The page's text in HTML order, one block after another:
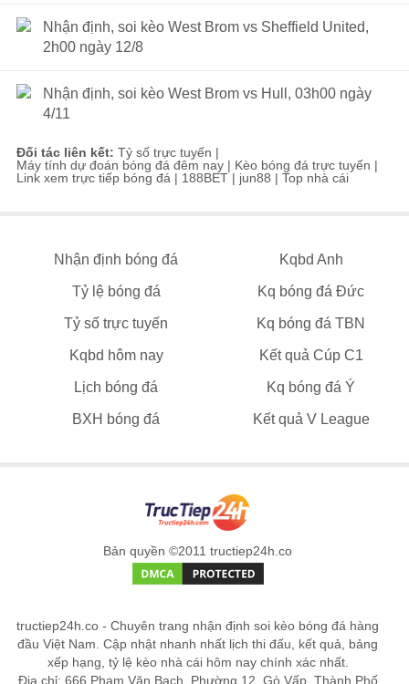
Nhận định, soi kèo West Brom vs Sheffield United,
2h00 ngày 12/8
Nhận định, soi kèo West Brom vs Hull, 03h00 ngày
4/11
Đối tác liên kết: Tỷ số trực tuyến |
Máy tính dự đoán bóng đá đêm nay | Kèo bóng đá trực tuyến |
Link xem trực tiếp bóng đá | 188BET | jun88 | Top nhà cái
Nhận định bóng đá Kqbd Anh
Tỷ lệ bóng đá Kq bóng đá Đức
Tỷ số trực tuyến Kq bóng đá TBN
Kqbd hôm nay Kết quả Cúp C1
Lịch bóng đá Kq bóng đá Ý
BXH bóng đá Kết quả V League
Bản quyền ©2011 tructiep24h.co
tructiep24h.co - Chuyên trang nhận định soi kèo bóng đá hàng
đầu Việt Nam. Cập nhật nhanh nhất lịch thi đấu, kết quả, bảng
xếp hạng, tỷ lệ kèo nhà cái hôm nay chính xác nhất.
Địa chỉ: 666 Phạm Văn Bạch, Phường 12, Gò Vấp, Thành Phố